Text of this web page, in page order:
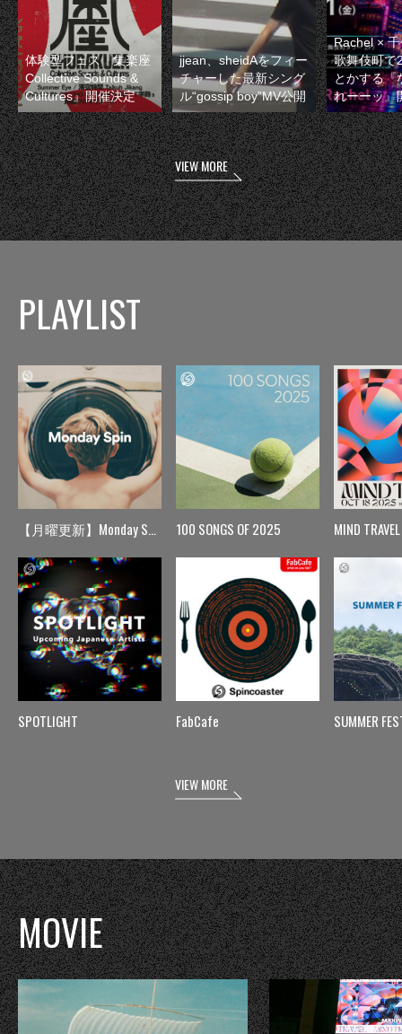
体験型フェス『集楽座
Collective Sounds &
Cultures』開催決定
jjean、sheidAをフィー
チャーした最新シング
ル“gossip boy”MV公開
Rachel ×
歌舞伎町で
とかする『
れーーッ』
VIEW MORE
PLAYLIST
【月曜更新】Monday Spin
SPOTLIGHT
100 SONGS OF 2025
FabCafe
MIND TRAVEL
SUMMER
VIEW MORE
MOVIE